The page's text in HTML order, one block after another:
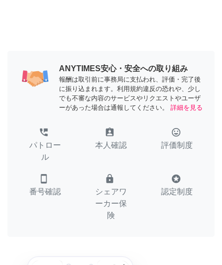
ANYTIMES安心・安全への取り組み
報酬は取引前に事務局に支払われ、評価・完了後
に振り込まれます。利用規約違反の恐れや、少し
でも不審な内容のサービスやリクエストやユーザ
ーがあった場合は通報してください。
詳細を見る
perm_phone_msg
パトロー
ル
assignment_ind
本人確認
tag_faces
評価制度
smartphone
番号確認
lock
シェアワ
ーカー保
険
stars
認定制度